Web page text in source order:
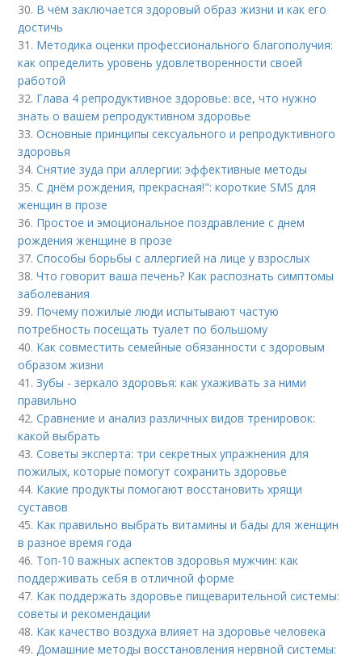
30. В чём заключается здоровый образ жизни и как его
достичь
31. Методика оценки профессионального благополучия:
как определить уровень удовлетворенности своей
работой
32. Глава 4 репродуктивное здоровье: все, что нужно
знать о вашем репродуктивном здоровье
33.Основные принципы сексуального и репродуктивного
здоровья
34.Снятие зуда при аллергии: эффективные методы
35.С днём рождения, прекрасная!": короткие SMS для
женщин в прозе
36. Простое и эмоциональное поздравление с днем
рождения женщине в прозе
37.Способы борьбы с аллергией на лице у взрослых
38.Что говорит ваша печень? Как распознать симптомы
заболевания
39. Почему пожилые люди испытывают частую
потребность посещать туалет по большому
40. Как совместить семейные обязанности с здоровым
образом жизни
41.Зубы - зеркало здоровья: как ухаживать за ними
правильно
42.Сравнение и анализ различных видов тренировок:
какой выбрать
43.Советы эксперта: три секретных упражнения для
пожилых, которые помогут сохранить здоровье
44. Какие продукты помогают восстановить хрящи
суставов
45. Как правильно выбрать витамины и бады для женщин
в разное время года
46. Топ-10 важных аспектов здоровья мужчин: как
поддерживать себя в отличной форме
47. Как поддержать здоровье пищеварительной системы:
советы и рекомендации
48. Как качество воздуха влияет на здоровье человека
49.Домашние методы восстановления нервной системы: